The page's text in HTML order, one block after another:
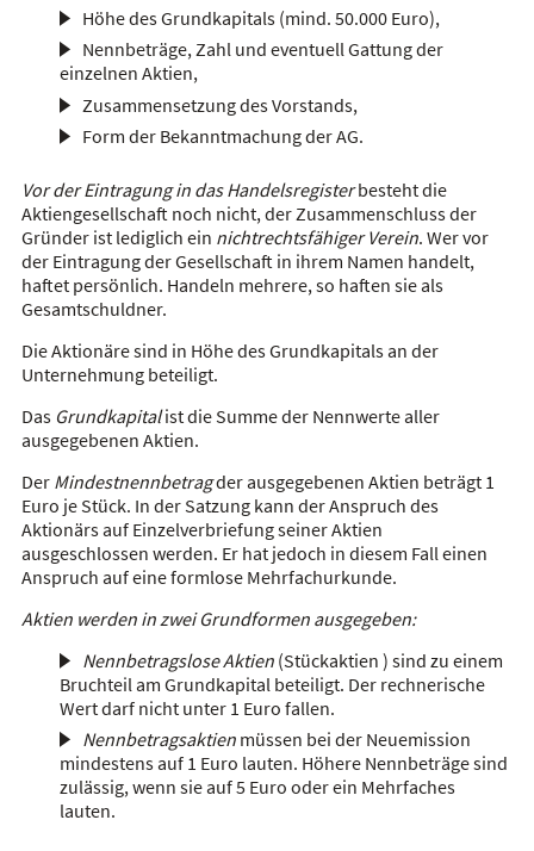
Höhe des Grundkapitals (mind. 50.000 Euro),
Nennbeträge, Zahl und eventuell Gattung der
einzelnen Aktien,
Zusammensetzung des Vorstands,
Form der Bekanntmachung der AG.
Vor der Eintragung in das Handelsregisterbesteht die
Aktiengesellschaft noch nicht, der Zusammenschluss der
Gründer ist lediglich ein nichtrechtsfähiger Verein. Wer vor
der Eintragung der Gesellschaft in ihrem Namen handelt,
haftet persönlich. Handeln mehrere, so haften sie als
Gesamtschuldner.
Die Aktionäre sind in Höhe des Grundkapitals an der
Unternehmung beteiligt.
Das Grundkapitalist die Summe der Nennwerte aller
ausgegebenen Aktien.
Der Mindestnennbetragder ausgegebenen Aktien beträgt 1
Euro je Stück. In der Satzung kann der Anspruch des
Aktionärs auf Einzelverbriefung seiner Aktien
ausgeschlossen werden. Er hat jedoch in diesem Fall einen
Anspruch auf eine formlose Mehrfachurkunde.
Aktien werden in zwei Grundformen ausgegeben:
Nennbetragslose Aktien(Stückaktien ) sind zu einem
Bruchteil am Grundkapital beteiligt. Der rechnerische
Wert darf nicht unter 1 Euro fallen.
Nennbetragsaktienmüssen bei der Neuemission
mindestens auf 1 Euro lauten. Höhere Nennbeträge sind
zulässig, wenn sie auf 5 Euro oder ein Mehrfaches
lauten.